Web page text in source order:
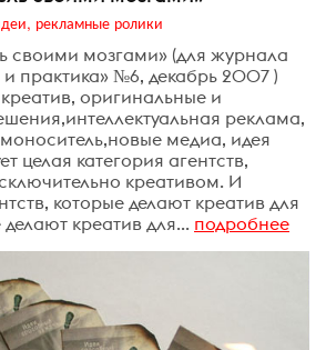
рекламные ролики
своими мозгами» (для журнала
практика» №6, декабрь 2007 )
оригинальные и
реклама,
медиа, идея
целая категория агентств,
креативом. И
которые делают креатив для
делают креатив для... подробнее